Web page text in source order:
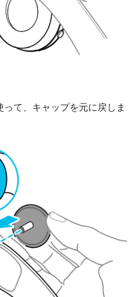
て、キャップを元に戻しま